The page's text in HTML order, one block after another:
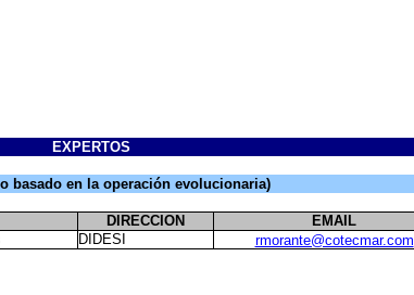
EXPERTOS
basado en la operación evolucionaria)
DIRECCION EMAIL
DIDESI rmorante@cotecmar.com